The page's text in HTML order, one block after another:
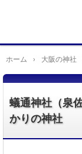
ホーム › 大阪の神社
蟻通神社（泉
かりの神社